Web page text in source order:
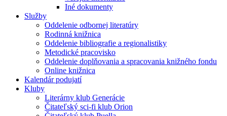
Iné dokumenty
Služby
Oddelenie odbornej literatúry
Rodinná knižnica
Oddelenie bibliografie a regionalistiky
Metodické pracovisko
Oddelenie doplňovania a spracovania knižného fondu
Online knižnica
Kalendár podujatí
Kluby
Literárny klub Generácie
Čitateľský sci-fi klub Orion